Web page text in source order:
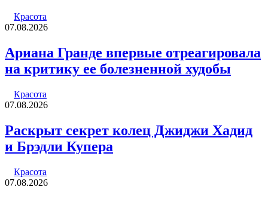
Красота
07.08.2026
Ариана Гранде впервые отреагировала
на критику ее болезненной худобы
Красота
07.08.2026
Раскрыт секрет колец Джиджи Хадид
и Брэдли Купера
Красота
07.08.2026